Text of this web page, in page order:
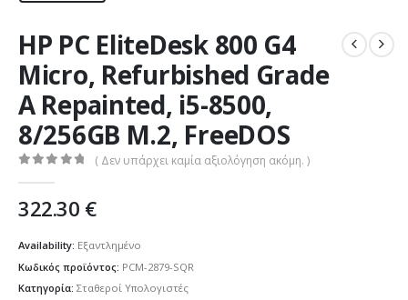
HP PC EliteDesk 800 G4
Micro, Refurbished Grade
A Repainted, i5-8500,
8/256GB M.2, FreeDOS
( Δεν υπάρχει καμία αξιολόγηση ακόμη. )
322.30 €
Availability: Εξαντλημένο
Κωδικός προϊόντος: PCM-2879-SQR
Κατηγορία: Σταθεροί Υπολογιστές